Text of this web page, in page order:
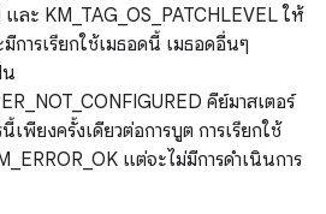
และ KM_TAG_OS_PATCHLEVEL ให้
ารเรียกใช้เมธอดนี้ เมธอดอื่นๆ
คีย์มาสเตอร์
เพียงครั้งเดียวต่อการบูต การเรียกใช้
แต่จะไม่มีการดําเนินการ